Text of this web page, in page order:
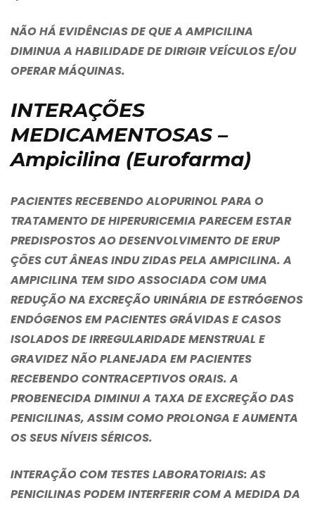
NÃO HÁ EVIDÊNCIAS DE QUE A AMPICILINA
DIMINUA A HABILIDADE DE DIRIGIR VEÍCULOS E/OU
OPERAR MÁQUINAS.
INTERAÇÕES
MEDICAMENTOSAS –
Ampicilina (Eurofarma)
PACIENTES RECEBENDO ALOPURINOL PARA O
TRATAMENTO DE HIPERURICEMIA PARECEM ESTAR
PREDISPOSTOS AO DESENVOLVIMENTO DE ERUP
ÇÕES CUT ÂNEAS INDU ZIDAS PELA AMPICILINA. A
AMPICILINA TEM SIDO ASSOCIADA COM UMA
REDUÇÃO NA EXCREÇÃO URINÁRIA DE ESTRÓGENOS
ENDÓGENOS EM PACIENTES GRÁVIDAS E CASOS
ISOLADOS DE IRREGULARIDADE MENSTRUAL E
GRAVIDEZ NÃO PLANEJADA EM PACIENTES
RECEBENDO CONTRACEPTIVOS ORAIS. A
PROBENECIDA DIMINUI A TAXA DE EXCREÇÃO DAS
PENICILINAS, ASSIM COMO PROLONGA E AUMENTA
OS SEUS NÍVEIS SÉRICOS.
INTERAÇÃO COM TESTES LABORATORIAIS:AS
PENICILINAS PODEM INTERFERIR COM A MEDIDA DA